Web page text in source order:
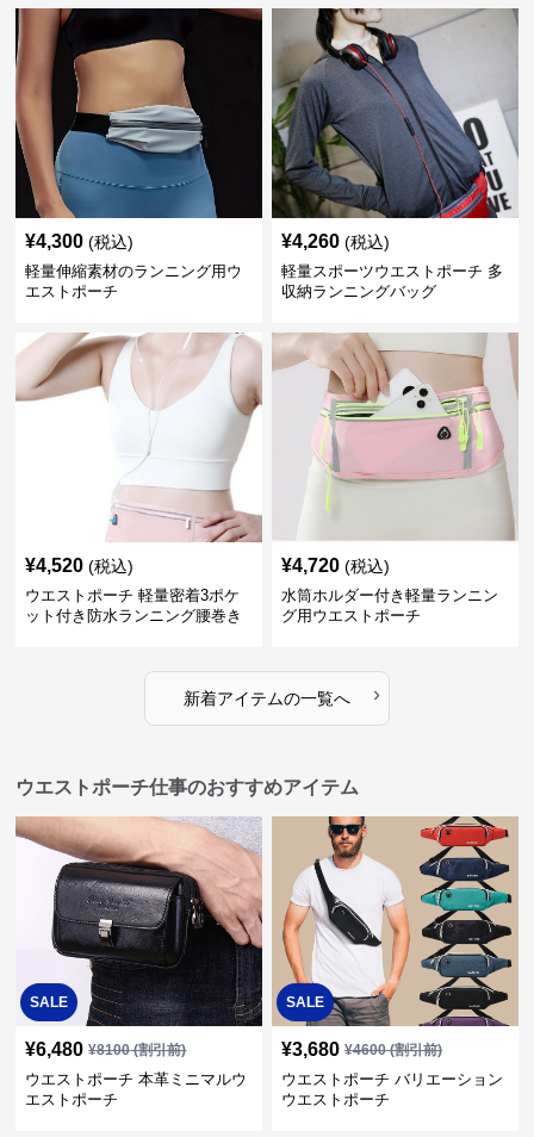
¥4,300 (税込)
軽量伸縮素材のランニング用ウ
エストポーチ
¥4,260 (税込)
軽量スポーツウエストポーチ 多
収納ランニングバッグ
¥4,520 (税込)
ウエストポーチ 軽量密着3ポケ
ット付き防水ランニング腰巻き
¥4,720 (税込)
水筒ホルダー付き軽量ランニン
グ用ウエストポーチ
新着アイテムの一覧へ ›
ウエストポーチ仕事のおすすめアイテム
SALE
¥6,480 ¥8100(割引前)
ウエストポーチ 本革ミニマルウ
エストポーチ
SALE
¥3,680 ¥4600(割引前)
ウエストポーチ バリエーション
ウエストポーチ